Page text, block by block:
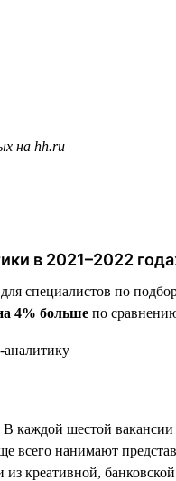
на hh.ru
в 2021–2022
специалистов по
4% больше по
В каждой шестой
всего нанимают
креативной,